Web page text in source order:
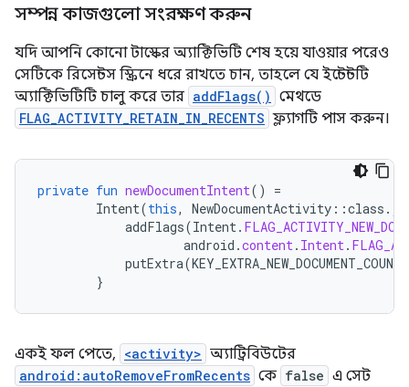
সম্পন্ন কাজগুলো সংরক্ষণ করুন
যদি আপনি কোনো টাস্কের অ্যাক্টিভিটি শেষ হয়ে যাওয়ার পরেও
সেটিকে রিসেন্টস স্ক্রিনে ধরে রাখতে চান, তাহলে যে ইন্টেন্টটি
অ্যাক্টিভিটিটি চালু করে তার addFlags() মেথডে
FLAG_ACTIVITY_RETAIN_IN_RECENTS ফ্ল্যাগটি পাস করুন।
private fun newDocumentIntent()
=
Intent(this, NewDocumentActivity ::class .
addFlags(Intent .
android .content . Intent .
putExtra(
}
একই ফল পেতে, <activity> অ্যাট্রিবিউটের
android:autoRemoveFromRecents কে false এ সেট